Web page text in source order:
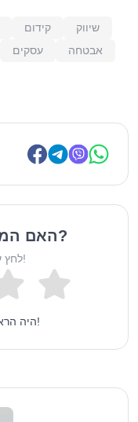
קידום
שיווק
עסקים
אבטחה
האם המאמר הזה היה מועיל?
לחץ על כוכב כדי לדרג אותו!
היה הראשון לדרג את הפוסט הזה!